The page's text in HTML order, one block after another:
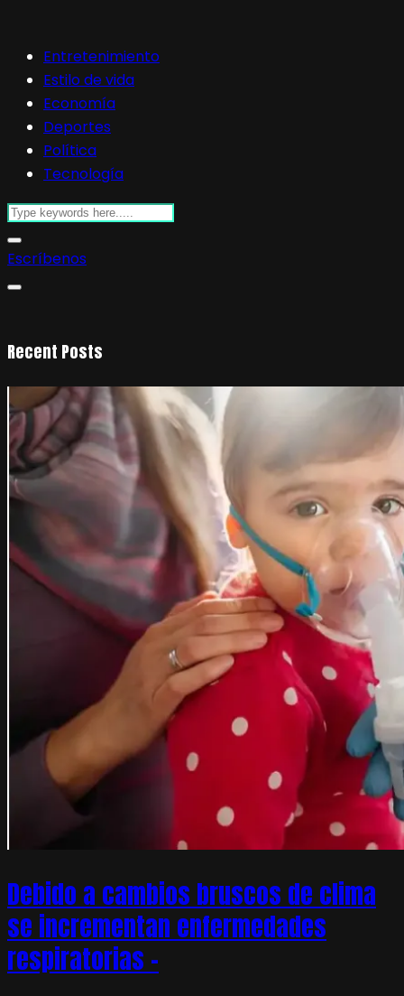
Entretenimiento
Estilo de vida
Economía
Deportes
Política
Tecnología
Escríbenos
Recent Posts
Debido a cambios bruscos de clima
se incrementan enfermedades
respiratorias –